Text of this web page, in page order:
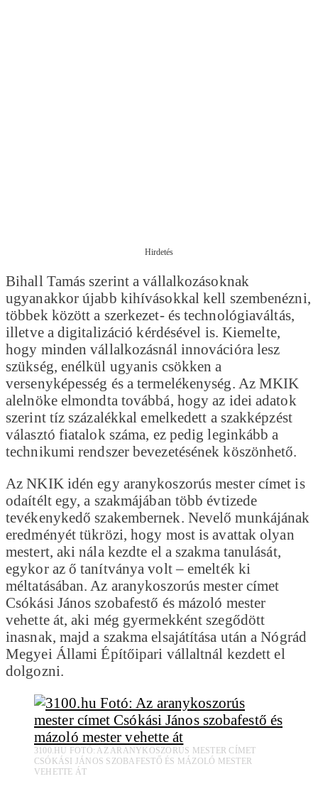
Hirdetés
Bihall Tamás szerint a vállalkozásoknak
ugyanakkor újabb kihívásokkal kell szembenézni,
többek között a szerkezet- és technológiaváltás,
illetve a digitalizáció kérdésével is. Kiemelte,
hogy minden vállalkozásnál innovációra lesz
szükség, enélkül ugyanis csökken a
versenyképesség és a termelékenység. Az MKIK
alelnöke elmondta továbbá, hogy az idei adatok
szerint tíz százalékkal emelkedett a szakképzést
választó fiatalok száma, ez pedig leginkább a
technikumi rendszer bevezetésének köszönhető.
Az NKIK idén egy aranykoszorús mester címet is
odaítélt egy, a szakmájában több évtizede
tevékenykedő szakembernek. Nevelő munkájának
eredményét tükrözi, hogy most is avattak olyan
mestert, aki nála kezdte el a szakma tanulását,
egykor az ő tanítványa volt – emelték ki
méltatásában. Az aranykoszorús mester címet
Csókási János szobafestő és mázoló mester
vehette át, aki még gyermekként szegődött
inasnak, majd a szakma elsajátítása után a Nógrád
Megyei Állami Építőipari vállaltnál kezdett el
dolgozni.
3100.HU FOTÓ: AZ ARANYKOSZORÚS MESTER CÍMET
CSÓKÁSI JÁNOS SZOBAFESTŐ ÉS MÁZOLÓ MESTER
VEHETTE ÁT